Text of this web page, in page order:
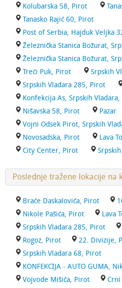
Kolubarska 58, Pirot
Tanasko Rajić 60, Pirot
Post of Serbia, Hajduk Veljka
Železnička Stanica Božurat,
Železnička Stanica Božurat,
Treći Puk, Pirot
Srpskih
Srpskih Vladara 285, Pirot
Konfekcija As, Srpskih
Nišavska 58, Pirot
Pazar
Vojni Odsek Pirot, Srpskih
Novosadska, Pirot
Lava
City Center, Pirot
Poslednje tražene lokacije na
Braće Daskalovića, Pirot
Nikole Pašića, Pirot
Lava
Srpskih Vladara 285, Pirot
Rogoz, Pirot
22. Divizije,
Srpskih Vladara 68, Pirot
KONFEKCIJA - AUTO GUMA,
Vojvode Mišića, Pirot